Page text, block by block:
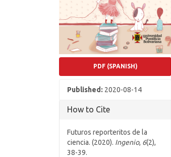
PDF (SPANISH)
Published: 2020-08-14
How to Cite
Futuros reporteritos de la
ciencia. (2020). Ingenio, 6(2),
38-39.